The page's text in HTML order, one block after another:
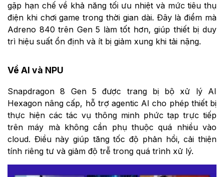
gặp hạn chế về khả năng tối ưu nhiệt và mức tiêu thụ
điện khi chơi game trong thời gian dài. Đây là điểm mà
Adreno 840 trên Gen 5 làm tốt hơn, giúp thiết bị duy
trì hiệu suất ổn định và ít bị giảm xung khi tải nặng.
Về AI và NPU
Snapdragon 8 Gen 5 được trang bị bộ xử lý AI
Hexagon nâng cấp, hỗ trợ agentic AI cho phép thiết bị
thực hiện các tác vụ thông minh phức tạp trực tiếp
trên máy mà không cần phụ thuộc quá nhiều vào
cloud. Điều này giúp tăng tốc độ phản hồi, cải thiện
tính riêng tư và giảm độ trễ trong quá trình xử lý.